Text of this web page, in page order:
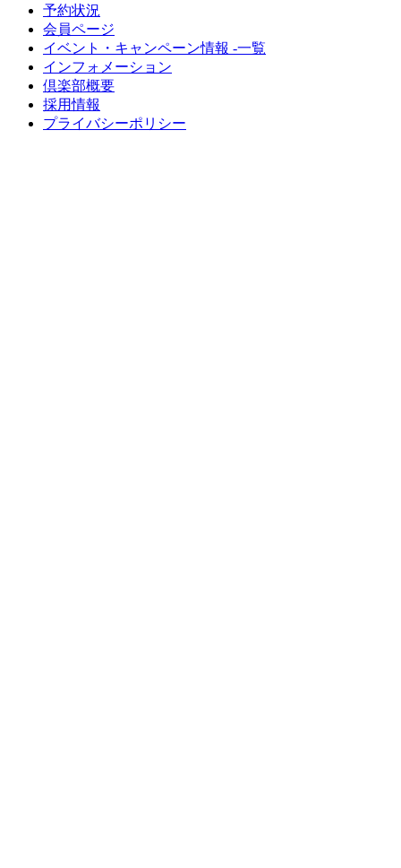
予約状況
会員ページ
イベント・キャンペーン情報 -一覧
インフォメーション
倶楽部概要
採用情報
プライバシーポリシー